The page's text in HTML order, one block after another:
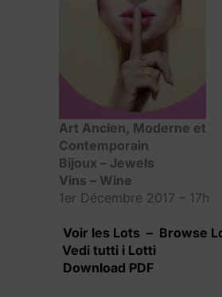
Art Ancien, Moderne et
Contemporain
Bijoux – Jewels
Vins – Wine
1er Décembre 2017 – 17h
Voir les Lots – Browse
Vedi tutti i Lotti
Download PDF